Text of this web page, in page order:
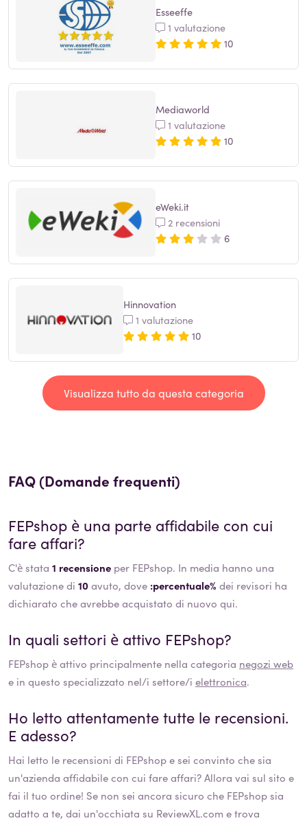
Esseeffe
1 valutazione
10
Mediaworld
1 valutazione
10
eWeki.it
2 recensioni
6
Hinnovation
1 valutazione
10
Visualizza tutto da questa categoria
FAQ (Domande frequenti)
FEPshop è una parte affidabile con cui
fare affari?
C'è stata 1 recensione per FEPshop. In media hanno una
valutazione di 10 avuto, dove :percentuale% dei revisori ha
dichiarato che avrebbe acquistato di nuovo qui.
In quali settori è attivo FEPshop?
FEPshop è attivo principalmente nella categoria negozi web
e in questo specializzato nel/i settore/i elettronica.
Ho letto attentamente tutte le recensioni.
E adesso?
Hai letto le recensioni di FEPshope sei convinto che sia
un'azienda affidabile con cui fare affari? Allora vai sul sito e
fai il tuo ordine! Se non sei ancora sicuro che FEPshopsia
adatto a te, dai un'occhiata su ReviewXL.com e trova